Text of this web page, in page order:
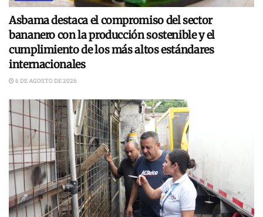
Asbama destaca el compromiso del sector
bananero con la producción sostenible y el
cumplimiento de los más altos estándares
internacionales
6 DE AGOSTO DE 2026